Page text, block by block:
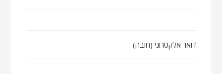
דואר אלקטרוני (חובה)